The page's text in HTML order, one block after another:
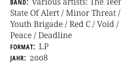
State Of Alert / Minor Threat
Youth Brigade / Red C /
Peace / Deadline
format LP
jahr 2008